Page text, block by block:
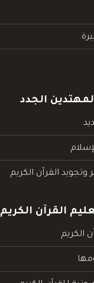
الجدد
القرآن الكريم
القرآن الكريم
الكريم